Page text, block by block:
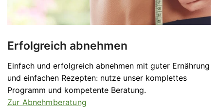
Erfolgreich abnehmen
Einfach und erfolgreich abnehmen mit guter Ernährung
und einfachen Rezepten: nutze unser komplettes
Programm und kompetente Beratung.
Zur Abnehmberatung